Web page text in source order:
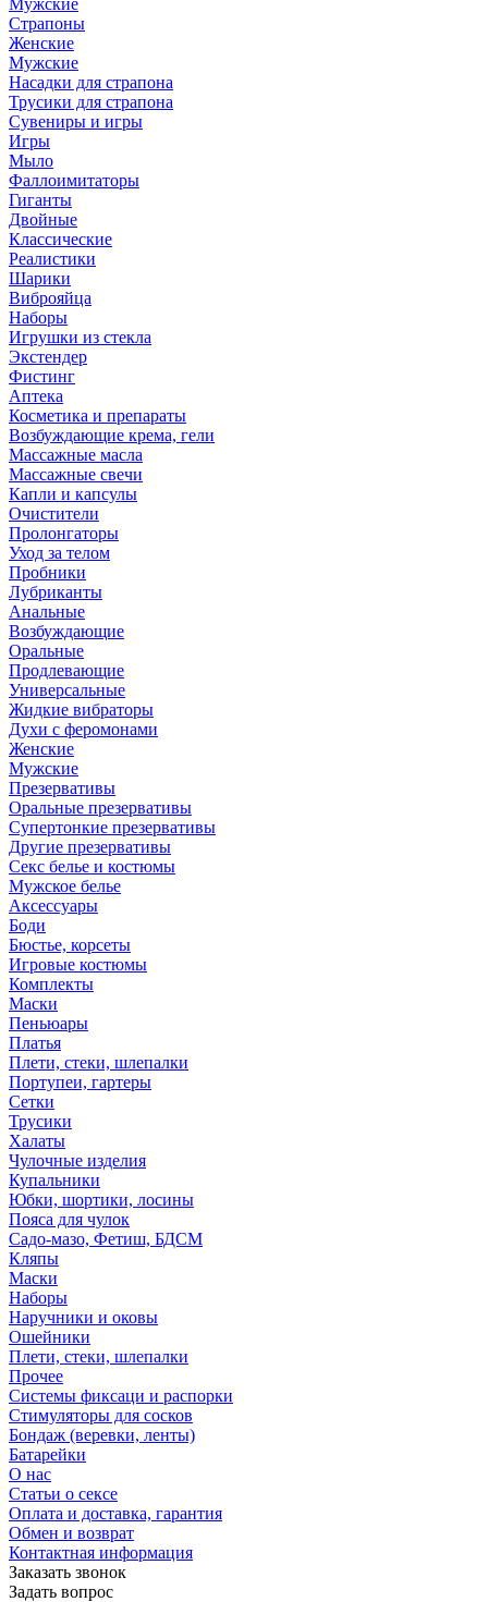
Мужские
Страпоны
Женские
Мужские
Насадки для страпона
Трусики для страпона
Сувениры и игры
Игры
Мыло
Фаллоимитаторы
Гиганты
Двойные
Классические
Реалистики
Шарики
Виброяйца
Наборы
Игрушки из стекла
Экстендер
Фистинг
Аптека
Косметика и препараты
Возбуждающие крема, гели
Массажные масла
Массажные свечи
Капли и капсулы
Очистители
Пролонгаторы
Уход за телом
Пробники
Лубриканты
Анальные
Возбуждающие
Оральные
Продлевающие
Универсальные
Жидкие вибраторы
Духи с феромонами
Женские
Мужские
Презервативы
Оральные презервативы
Супертонкие презервативы
Другие презервативы
Секс белье и костюмы
Мужское белье
Аксессуары
Боди
Бюстье, корсеты
Игровые костюмы
Комплекты
Маски
Пеньюары
Платья
Плети, стеки, шлепалки
Портупеи, гартеры
Сетки
Трусики
Халаты
Чулочные изделия
Купальники
Юбки, шортики, лосины
Пояса для чулок
Садо-мазо, Фетиш, БДСМ
Кляпы
Маски
Наборы
Наручники и оковы
Ошейники
Плети, стеки, шлепалки
Прочее
Системы фиксаци и распорки
Стимуляторы для сосков
Бондаж (веревки, ленты)
Батарейки
О нас
Статьи о сексе
Оплата и доставка, гарантия
Обмен и возврат
Контактная информация
Заказать звонок
Задать вопрос